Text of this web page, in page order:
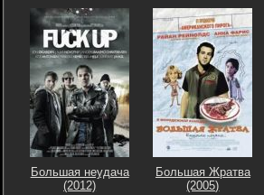
Большая неудача
(2012)
Большая Жратва
(2005)